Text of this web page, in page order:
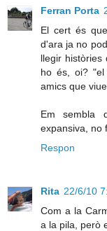
Ferran Porta
El cert és
d'ara ja no
llegir històries
ho és, oi?
amics que
Em sembla
expansiva, no
Respon
Rita 22/6/10
Com a la
a la pila, però